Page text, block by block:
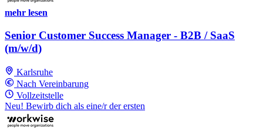
mehr lesen
Senior Customer Success Manager - B2B / SaaS
(m/w/d)
Karlsruhe
Nach Vereinbarung
Vollzeitstelle
Neu! Bewirb dich als eine/r der ersten